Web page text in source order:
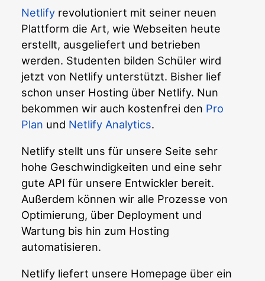
Netlify revolutioniert mit seiner neuen
Plattform die Art, wie Webseiten heute
erstellt, ausgeliefert und betrieben
werden. Studenten bilden Schüler wird
jetzt von Netlify unterstützt. Bisher lief
schon unser Hosting über Netlify. Nun
bekommen wir auch kostenfrei den Pro
Plan und Netlify Analytics.
Netlify stellt uns für unsere Seite sehr
hohe Geschwindigkeiten und eine sehr
gute API für unsere Entwickler bereit.
Außerdem können wir alle Prozesse von
Optimierung, über Deployment und
Wartung bis hin zum Hosting
automatisieren.
Netlify liefert unsere Homepage über ein